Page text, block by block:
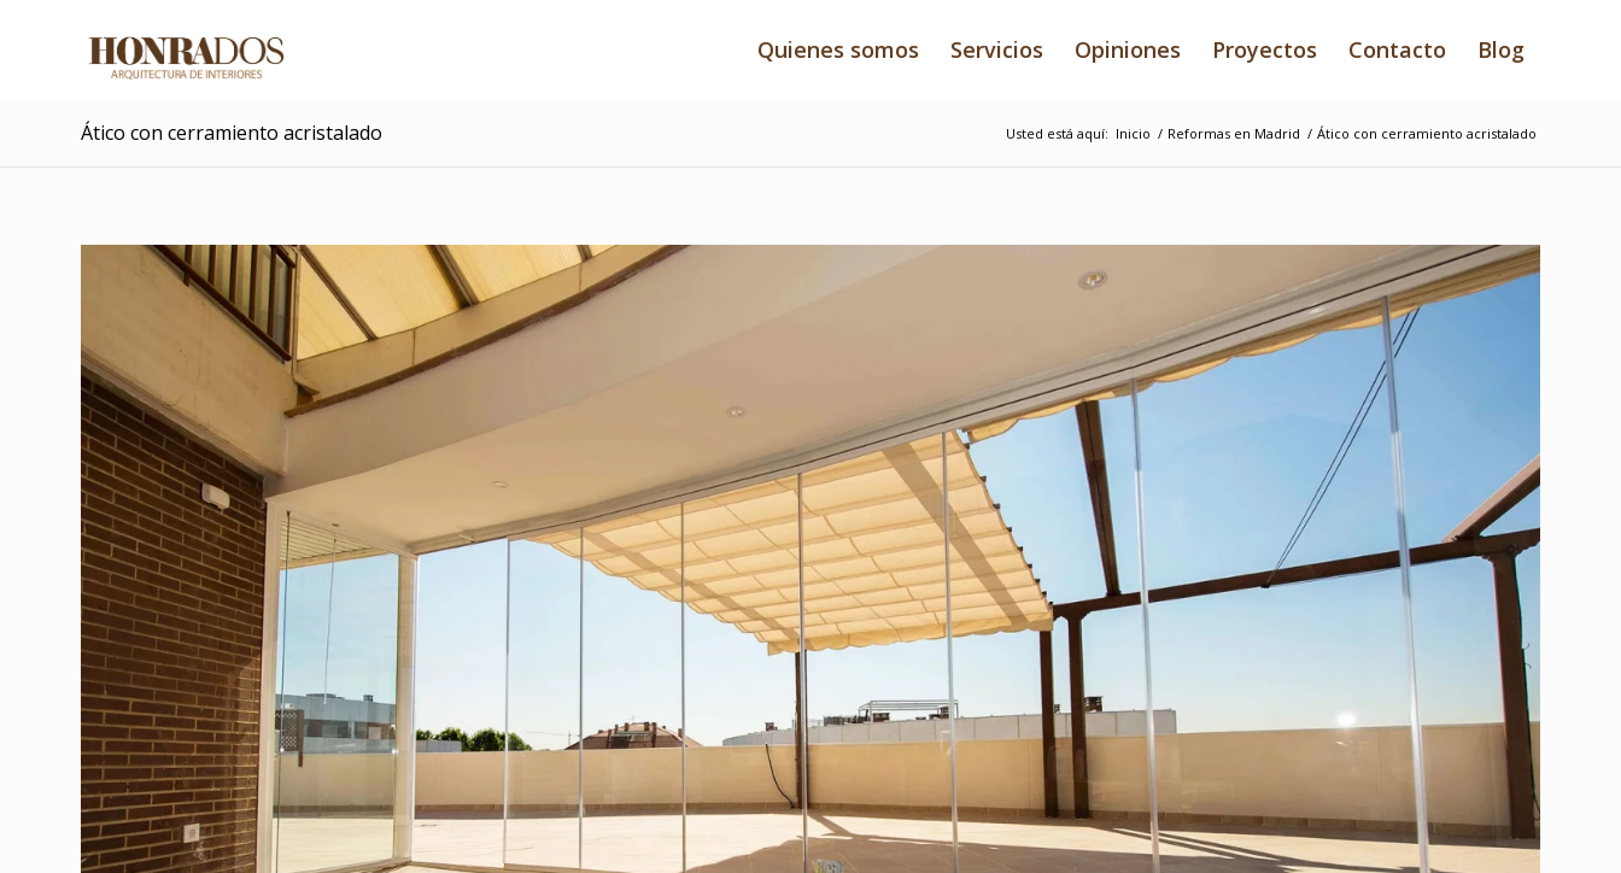
Quienes somos Servicios Opiniones Proyectos Contacto Blog
Ático con cerramiento acristalado Usted está aquí: Inicio / Reformas en Madrid / Ático con cerramiento acristalado